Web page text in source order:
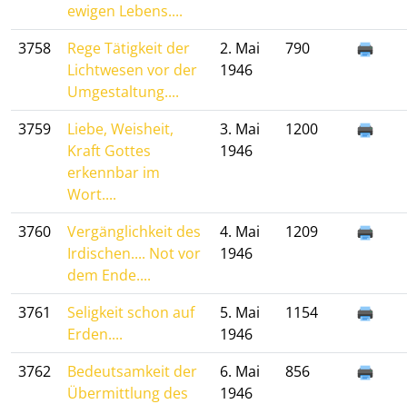
ewigen Lebens....
3758
Rege Tätigkeit der
Lichtwesen vor der
Umgestaltung....
2. Mai
1946
790
3759
Liebe, Weisheit,
Kraft Gottes
erkennbar im
Wort....
3. Mai
1946
1200
3760
Vergänglichkeit des
Irdischen.... Not vor
dem Ende....
4. Mai
1946
1209
3761
Seligkeit schon auf
Erden....
5. Mai
1946
1154
3762
Bedeutsamkeit der
Übermittlung des
6. Mai
1946
856